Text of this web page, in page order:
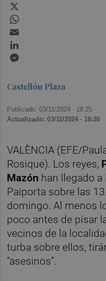
Castellón Plaza
Publicado: 03/11/2024 · 18:25
Actualizado: 03/11/2024 · 18:26
VALÈNCIA (EFE/
Rosique). Los reyes,
Mazón han llegado
Paiporta sobre las
domingo. Al menos
poco antes de pisar
vecinos de la
turba sobre ellos,
“asesinos”.